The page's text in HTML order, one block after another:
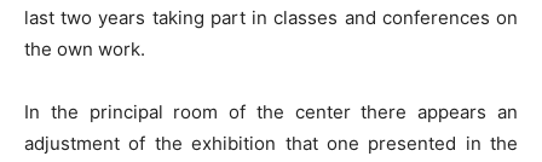
last two years taking part in classes and conferences on
the own work.
In the principal room of the center there appears an
adjustment of the exhibition that one presented in the